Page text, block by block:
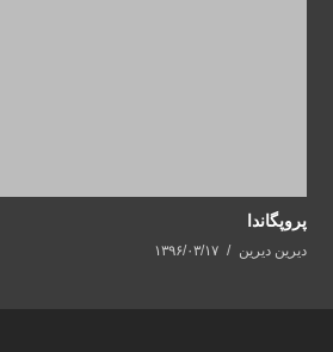
پروپگاندا
دیرین دیرین ۱۳۹۶/۰۳/۱۷